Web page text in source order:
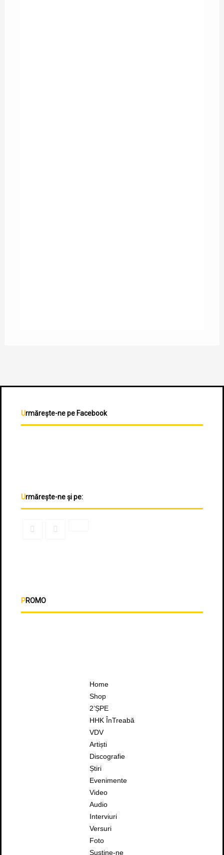
Urmărește-ne pe Facebook
Urmărește-ne și pe:
PROMO
Home
Shop
2’ȘPE
HHK ÎnTreabă
VDV
Artiști
Discografie
Știri
Evenimente
Video
Audio
Interviuri
Versuri
Foto
Susține-ne